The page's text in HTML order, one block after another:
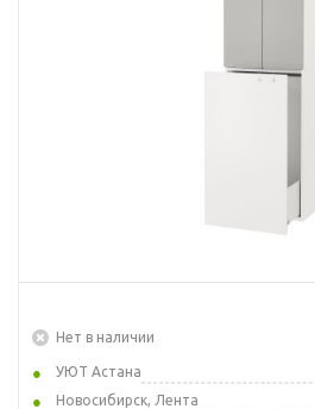
Нет в наличии
УЮТ Астана
Новосибирск, Лента